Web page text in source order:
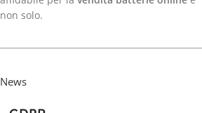
non solo.
News